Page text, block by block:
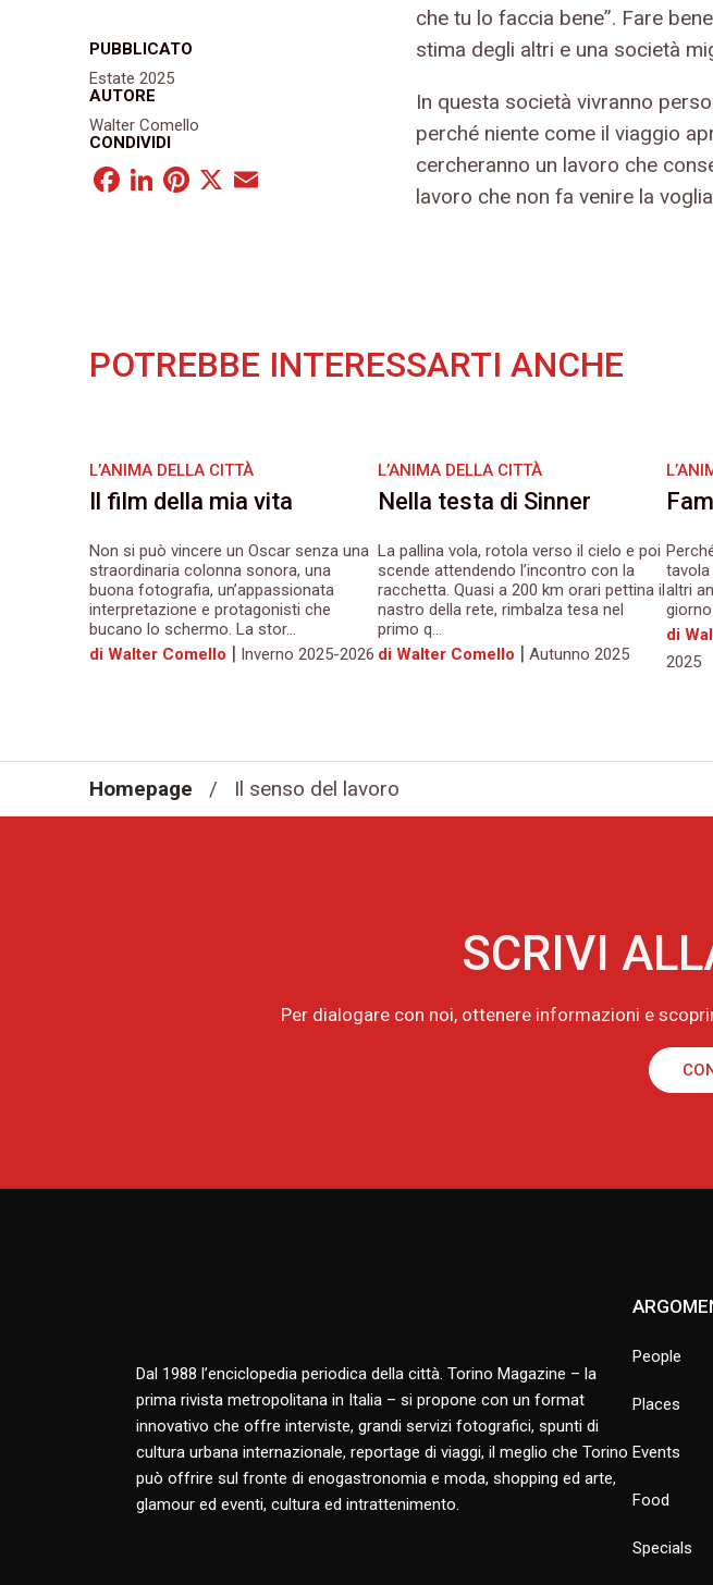
PUBBLICATO
Estate 2025
AUTORE
Walter Comello
CONDIVIDI
Facebook
LinkedIn
Pinterest
X
che tu lo faccia bene”. Fare
stima degli altri e una società
In questa società vivranno
perché niente come il viaggio
cercheranno un lavoro che
lavoro che non fa venire la
POTREBBE INTERESSARTI ANCHE
L’ANIMA DELLA CITTÀ
Il film della mia vita
Non si può vincere un Oscar senza una
straordinaria colonna sonora, una
buona fotografia, un’appassionata
interpretazione e protagonisti che
bucano lo schermo. La stor...
di Walter Comello | Inverno 2025-2026
L’ANIMA DELLA CITTÀ
Nella testa di Sinner
La pallina vola, rotola verso il cielo e poi
scende attendendo l’incontro con la
racchetta. Quasi a 200 km orari pettina il
nastro della rete, rimbalza tesa nel
primo q...
di Walter Comello | Autunno 2025
tavola
altri
di
2025
Homepage / Il senso del lavoro
SCRIVI
Per dialogare con noi, ottenere informazioni e
Dal 1988 l’enciclopedia periodica della città. Torino Magazine – la
prima rivista metropolitana in Italia – si propone con un format
innovativo che offre interviste, grandi servizi fotografici, spunti di
cultura urbana internazionale, reportage di viaggi, il meglio che Torino
può offrire sul fronte di enogastronomia e moda, shopping ed arte,
glamour ed eventi, cultura ed intrattenimento.
People
Places
Events
Food
Specials